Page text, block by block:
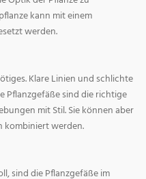
kann mit einem
werden.
Klare Linien und schlichte
Pflanzgefäße sind die richtige
mit Stil. Sie können aber
werden.
sind die Pflanzgefäße im